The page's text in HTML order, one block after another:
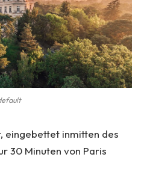
eingebettet inmitten des
30 Minuten von Paris